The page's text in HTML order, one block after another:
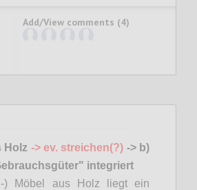
Add/View comments (4)
Holz -> ev. streichen(?) -> b)
integriert
) Möbel aus Holz liegt ein